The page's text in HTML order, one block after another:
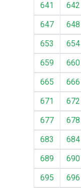
641
642
647
648
653
654
659
660
665
666
671
672
677
678
683
684
689
690
695
696